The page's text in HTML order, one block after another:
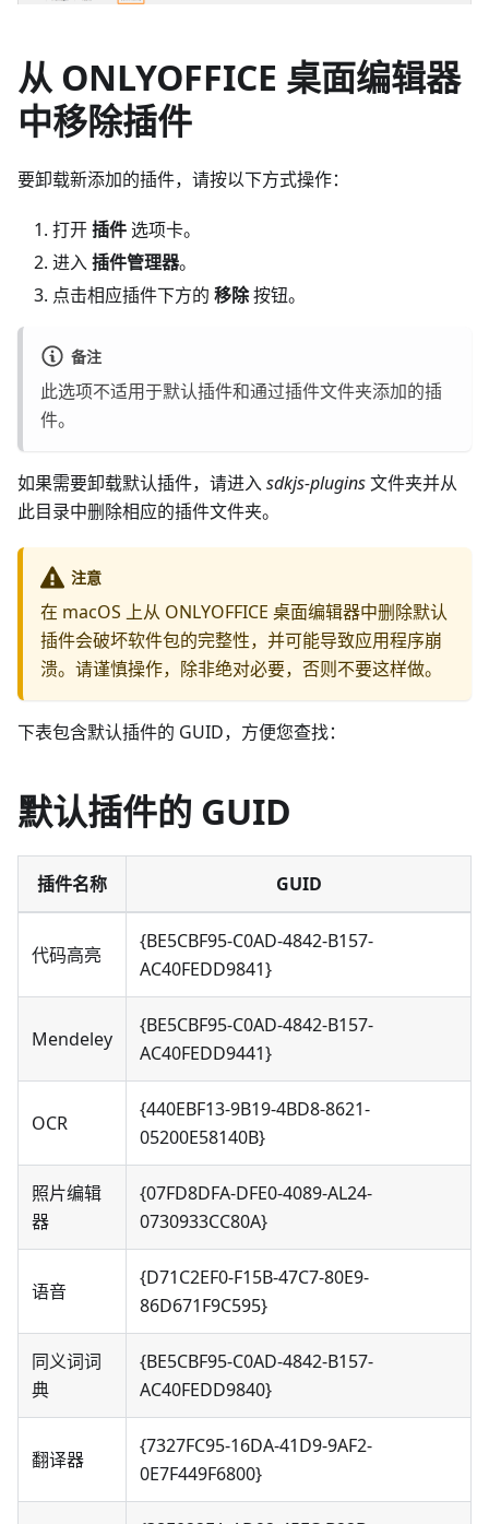
从 ONLYOFFICE 桌面编辑器
中移除插件
要卸载新添加的插件，请按以下方式操作：
打开插件选项卡。
进入插件管理器。
点击相应插件下方的 移除按钮。
备注
此选项不适用于默认插件和通过插件文件夹添加的插
件。
如果需要卸载默认插件，请进入sdkjs-plugins文件夹并从
此目录中删除相应的插件文件夹。
注意
在 macOS 上从 ONLYOFFICE 桌面编辑器中删除默认
插件会破坏软件包的完整性，并可能导致应用程序崩
溃。请谨慎操作，除非绝对必要，否则不要这样做。
下表包含默认插件的 GUID，方便您查找：
默认插件的 GUID
插件名称 GUID
代码高亮
{BE5CBF95-C0AD-4842-B157-
AC40FEDD9841}
Mendeley
{BE5CBF95-C0AD-4842-B157-
AC40FEDD9441}
OCR
{440EBF13-9B19-4BD8-8621-
05200E58140B}
照片编辑
器
{07FD8DFA-DFE0-4089-AL24-
0730933CC80A}
语音
{D71C2EF0-F15B-47C7-80E9-
86D671F9C595}
同义词词
典
{BE5CBF95-C0AD-4842-B157-
AC40FEDD9840}
翻译器
{7327FC95-16DA-41D9-9AF2-
0E7F449F6800}